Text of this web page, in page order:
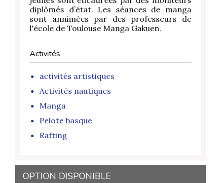
diplômés d’état. Les séances de manga
sont annimées par des professeurs de
l'école de Toulouse Manga Gakuen.
Activités
activités artistiques
Activités nautiques
Manga
Pelote basque
Rafting
OPTION DISPONIBLE